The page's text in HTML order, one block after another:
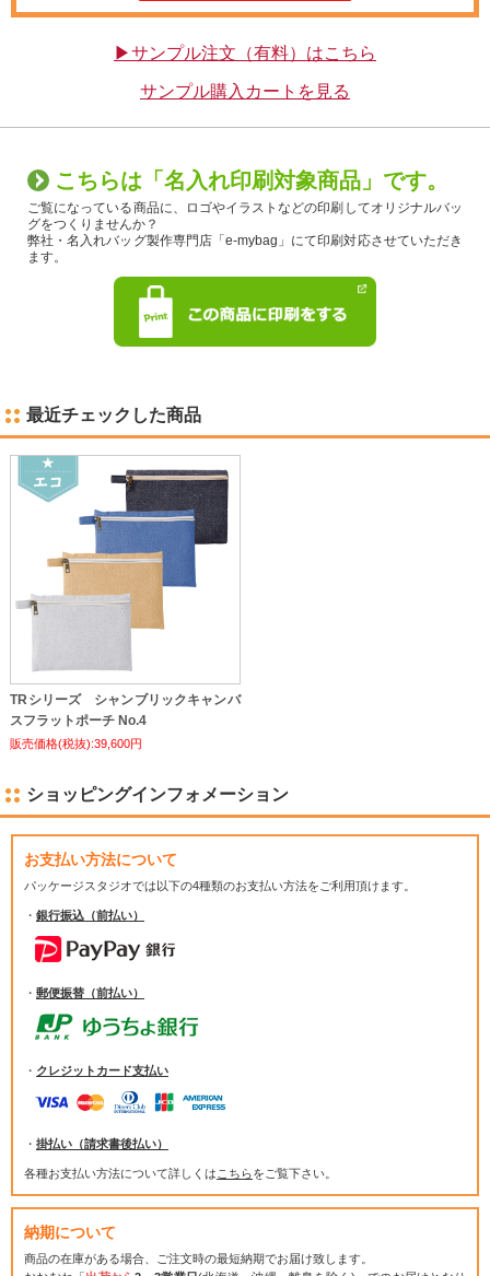
▶サンプル注文（有料）はこちら
サンプル購入カートを見る
こちらは「名入れ印刷対象商品」です。
ご覧になっている商品に、ロゴやイラストなどの印刷してオリジナルバッ
グをつくりませんか？
弊社・名入れバッグ製作専門店「e-mybag」にて印刷対応させていただき
ます。
最近チェックした商品
TRシリーズ シャンブリックキャンバ
スフラットポーチ No.4
販売価格(税抜):39,600円
ショッピングインフォメーション
お支払い方法について
パッケージスタジオでは以下の4種類のお支払い方法をご利用頂けます。
・ 銀行振込（前払い）
・ 郵便振替（前払い）
・ クレジットカード支払い
・ 掛払い（請求書後払い）
各種お支払い方法について詳しくは こちらをご覧下さい。
納期について
商品の在庫がある場合、ご注文時の最短納期でお届け致します。